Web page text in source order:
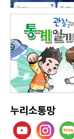
누리소통망